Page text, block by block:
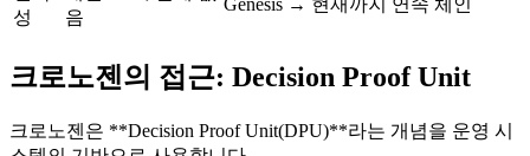
성
음
Genesis → 현재까지 연속 체인
크로노젠의 접근: Decision Proof Unit
크로노젠은 **Decision Proof Unit(DPU)**라는 개념을 운영 시